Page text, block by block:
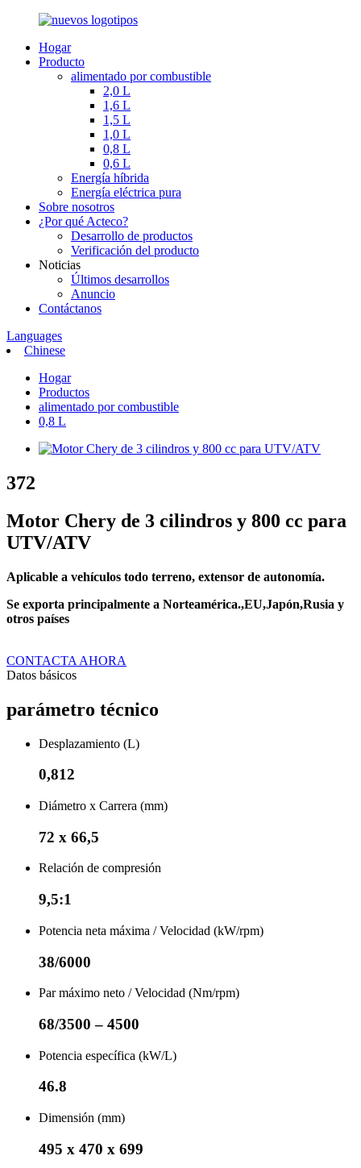
Hogar
Producto
alimentado por combustible
2,0 L
1,6 L
1,5 L
1,0 L
0,8 L
0,6 L
Energía híbrida
Energía eléctrica pura
Sobre nosotros
¿Por qué Acteco?
Desarrollo de productos
Verificación del producto
Noticias
Últimos desarrollos
Anuncio
Contáctanos
Languages
Chinese
Hogar
Productos
alimentado por combustible
0,8 L
372
Motor Chery de 3 cilindros y 800 cc para
UTV/ATV
Aplicable a vehículos todo terreno, extensor de autonomía.
Se exporta principalmente a Norteamérica.,EU,Japón,Rusia y
otros países
CONTACTA AHORA
Datos básicos
parámetro técnico
Desplazamiento (L)
0,812
Diámetro x Carrera (mm)
72 x 66,5
Relación de compresión
9,5:1
Potencia neta máxima / Velocidad (kW/rpm)
38/6000
Par máximo neto / Velocidad (Nm/rpm)
68/3500 – 4500
Potencia específica (kW/L)
46.8
Dimensión (mm)
495 x 470 x 699